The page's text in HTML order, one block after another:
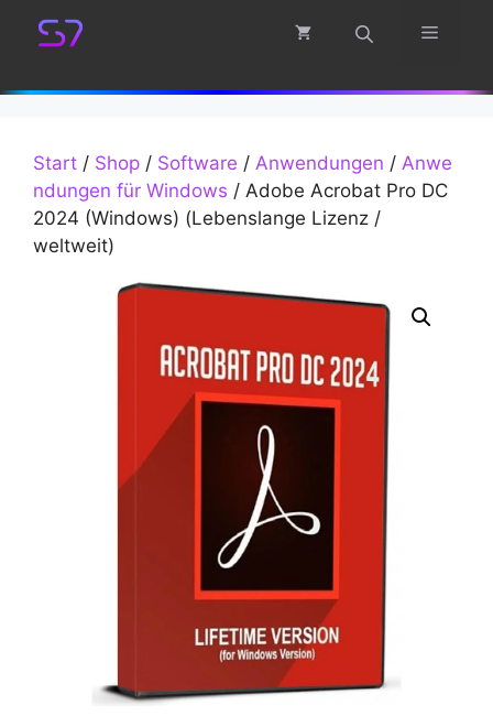
Inhalt
Menü
Start / Shop / Software / Anwendungen / Anwe
ndungen für Windows / Adobe Acrobat Pro DC
2024 (Windows) (Lebenslange Lizenz /
weltweit)